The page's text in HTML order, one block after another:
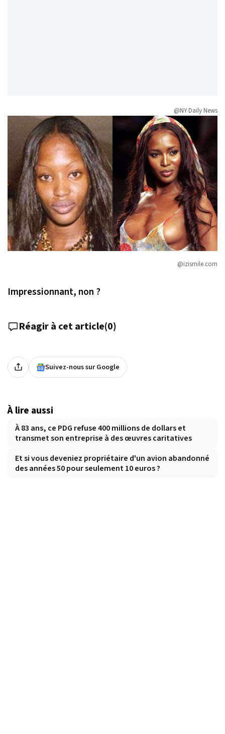
@NY Daily News
@izismile.com
Impressionnant, non ?
Réagir à cet article(0)
Suivez-nous sur Google
À lire aussi
À 83 ans, ce PDG refuse 400 millions de dollars et
transmet son entreprise à des œuvres caritatives
Et si vous deveniez propriétaire d'un avion abandonné
des années 50 pour seulement 10 euros ?